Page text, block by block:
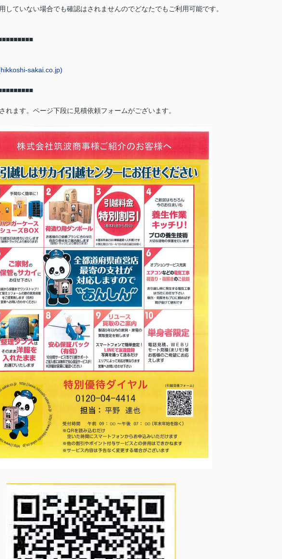
していない場合でも確認はされませんのでどなたでもご利用可能です。
■■■■■
sakai.co.jp)
■■■■■
ます。ページ下段に見積依頼フォームがございます。